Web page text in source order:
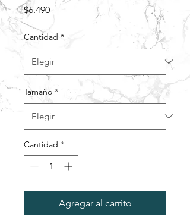
$6.490Precio
Cantidad *
Tamaño *
Cantidad *
Agregar al carrito